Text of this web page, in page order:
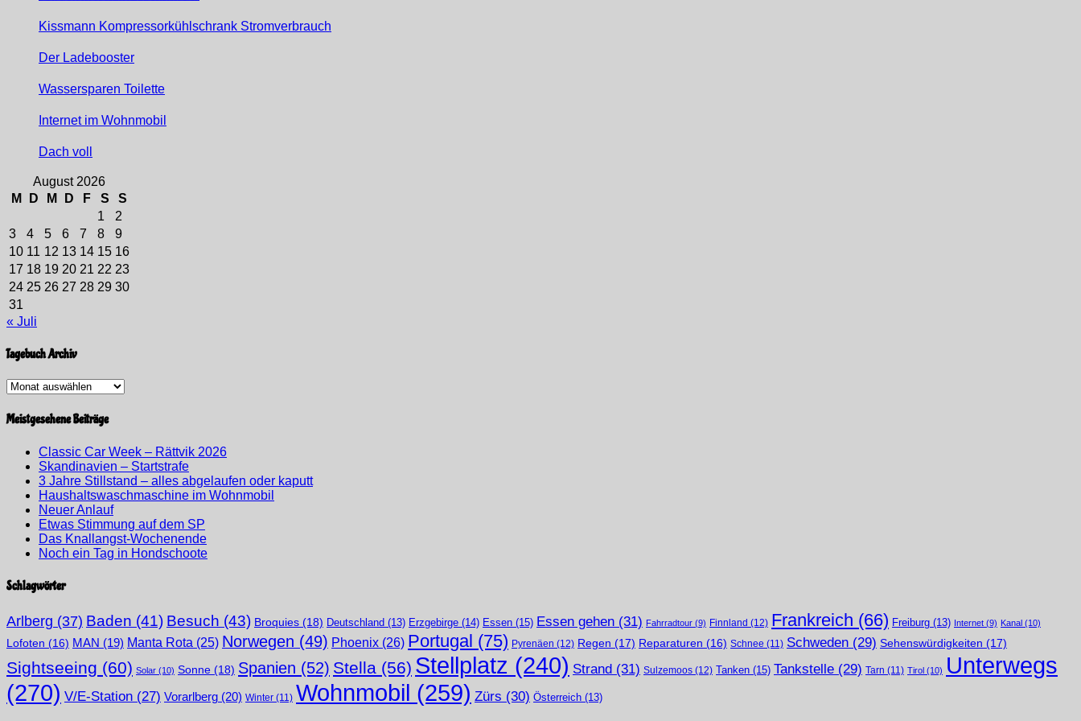
Kissmann Kompressorkühlschrank Stromverbrauch
Der Ladebooster
Wassersparen Toilette
Internet im Wohnmobil
Dach voll
August 2026
M
D M D F S
S
1
2
3
4 5 6 7 8
9
10 11 12 13 14 15 16
17 18 19 20 21 22 23
24 25 26 27 28 29 30
31
« Juli
Tagebuch Archiv
Tagebuch
Meistgesehene Beiträge
Classic Car Week – Rättvik 2026
Skandinavien – Startstrafe
3 Jahre Stillstand – alles abgelaufen oder kaputt
Haushaltswaschmaschine im Wohnmobil
Neuer Anlauf
Etwas Stimmung auf dem SP
Das Knallangst-Wochenende
Noch ein Tag in Hondschoote
Schlagwörter
Arlberg (37) Baden (41) Besuch (43) Broquies (18) Deutschland (13) Erzgebirge (14) Essen (15) Essen gehen (31) Fahrradtour (9) Finnland (12) Frankreich (66) Freiburg (13) Internet (9) Kanal (10)
Lofoten (16) MAN (19) Manta Rota (25) Norwegen (49) Phoenix (26) Portugal (75) Pyrenäen (12) Regen (17) Reparaturen (16) Schnee (11) Schweden (29) Sehenswürdigkeiten (17)
Sightseeing (60) Solar (10) Sonne (18) Spanien (52) Stella (56) Stellplatz (240) Strand (31) Sulzemoos (12) Tanken (15) Tankstelle (29) Tarn (11) Tirol (10) Unterwegs
(270) V/E-Station (27) Vorarlberg (20) Winter (11) Wohnmobil (259) Zürs (30) Österreich (13)